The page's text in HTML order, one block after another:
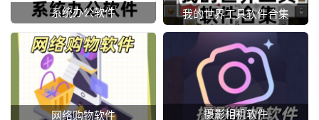
系统办公软件 我的世界工具软件合集
网络购物软件 摄影相机软件